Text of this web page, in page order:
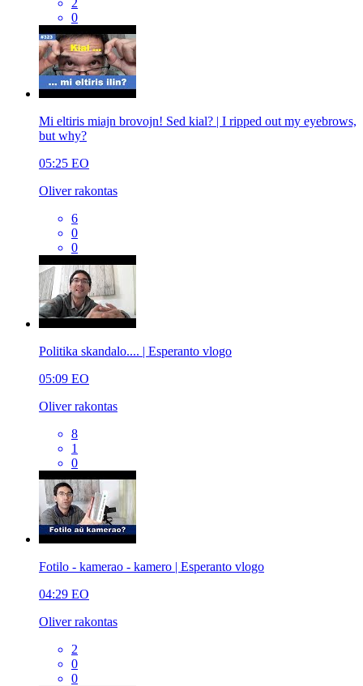
0
Mi eltiris miajn brovojn! Sed kial? | I ripped out my eyebrows,
but why?
05:25 EO
Oliver rakontas
6
0
0
Politika skandalo.... | Esperanto vlogo
05:09 EO
Oliver rakontas
8
1
0
Fotilo - kamerao - kamero | Esperanto vlogo
04:29 EO
Oliver rakontas
2
0
0